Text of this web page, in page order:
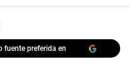
fuente preferida en